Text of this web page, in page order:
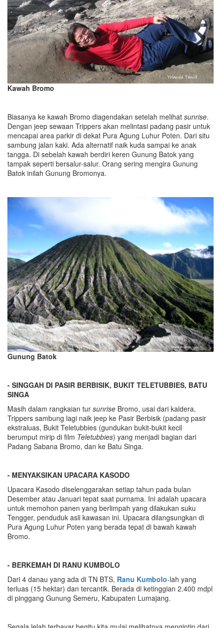
Kawah Bromo
Biasanya ke kawah Bromo diagendakan setelah melihat sunrise.
Dengan jeep sewaan Trippers akan melintasi padang pasir untuk
mencapai area parkir di dekat Pura Agung Luhur Poten. Dari situ
sambung jalan kaki. Ada alternatif naik kuda sampai ke anak
tangga. Di sebelah kawah berdiri keren Gunung Batok yang
tampak seperti bersalur-salur. Orang sering mengira Gunung
Batok inilah Gunung Bromonya.
Gunung Batok
- SINGGAH DI PASIR BERBISIK, BUKIT TELETUBBIES, BATU
SINGA
Masih dalam rangkaian tur sunrise Bromo, usai dari kaldera,
Trippers sambung lagi naik jeep ke Pasir Berbisik (padang pasir
ekstraluas, Bukit Teletubbies (gundukan bukit-bukit kecil
berumput mirip di film Teletubbies) yang menjadi bagian dari
Padang Sabana Bromo, dan ke Batu Singa.
- MENYAKSIKAN UPACARA KASODO
Upacara Kasodo diselenggarakan setiap tahun pada bulan
Desember atau Januari tepat saat purnama. Ini adalah upacara
untuk memohon panen yang berlimpah yang dilakukan suku
Tengger, penduduk asli kawasan ini. Upacara dilangsungkan di
Pura Agung Luhur Poten yang berada tepat di bawah kawah
Bromo.
- BERKEMAH DI RANU KUMBOLO
Dari 4 danau yang ada di TN BTS, Ranu Kumbolo-lah yang
terluas (15 hektar) dan tercantik. Berada di ketinggian 2.400 mdpl
di pinggang Gunung Semeru, Kabupaten Lumajang.